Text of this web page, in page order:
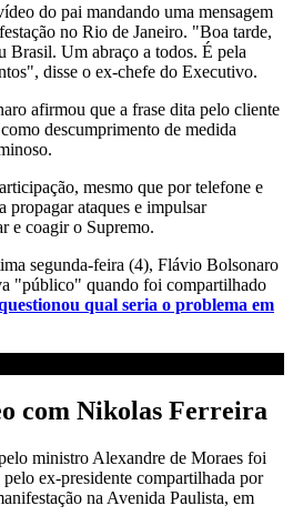
do pai mandando uma mensagem
no Rio de Janeiro. "Boa tarde,
Brasil. Um abraço a todos. É pela
disse o ex-chefe do Executivo.
afirmou que a frase dita pelo cliente
descumprimento de medida
mesmo que por telefone e
propagar ataques e impulsar
e coagir o Supremo.
segunda-feira (4), Flávio Bolsonaro
"público" quando foi compartilhado
qual seria o problema em
com Nikolas Ferreira
ministro Alexandre de Moraes foi
ex-presidente compartilhada por
na Avenida Paulista, em